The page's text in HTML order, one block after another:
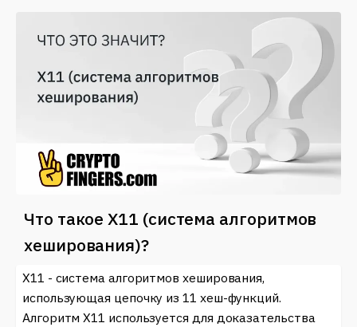
Что такое X11 (система алгоритмов
хеширования)?
X11 - система алгоритмов хеширования,
использующая цепочку из 11 хеш-функций.
Алгоритм X11 используется для доказательства